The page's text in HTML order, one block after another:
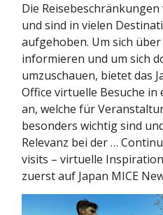
Die
und sind in vielen
aufgehoben. Um sich
informieren und um sich
umzuschauen, bietet das
Office virtuelle Besuche in
an, welche für
besonders wichtig sind
Relevanz bei der …
visits – virtuelle
zuerst auf Japan MICE